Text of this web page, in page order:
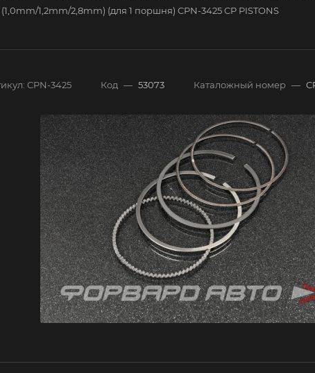
1,2mm/2,8mm) (для 1 поршня) CPN-3425 CP PISTONS
CPN-3425 Код — 53073 Каталожный номер —